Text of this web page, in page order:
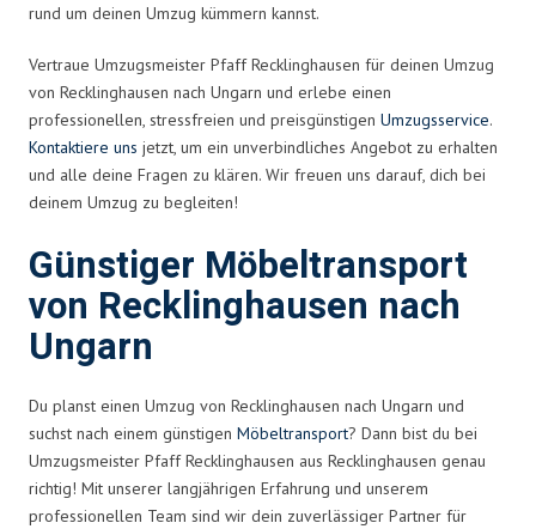
rund um deinen Umzug kümmern kannst.
Vertraue Umzugsmeister Pfaff Recklinghausen für deinen Umzug
von Recklinghausen nach Ungarn und erlebe einen
professionellen, stressfreien und preisgünstigen Umzugsservice.
Kontaktiere uns jetzt, um ein unverbindliches Angebot zu erhalten
und alle deine Fragen zu klären. Wir freuen uns darauf, dich bei
deinem Umzug zu begleiten!
Günstiger Möbeltransport
von Recklinghausen nach
Ungarn
Du planst einen Umzug von Recklinghausen nach Ungarn und
suchst nach einem günstigen Möbeltransport? Dann bist du bei
Umzugsmeister Pfaff Recklinghausen aus Recklinghausen genau
richtig! Mit unserer langjährigen Erfahrung und unserem
professionellen Team sind wir dein zuverlässiger Partner für